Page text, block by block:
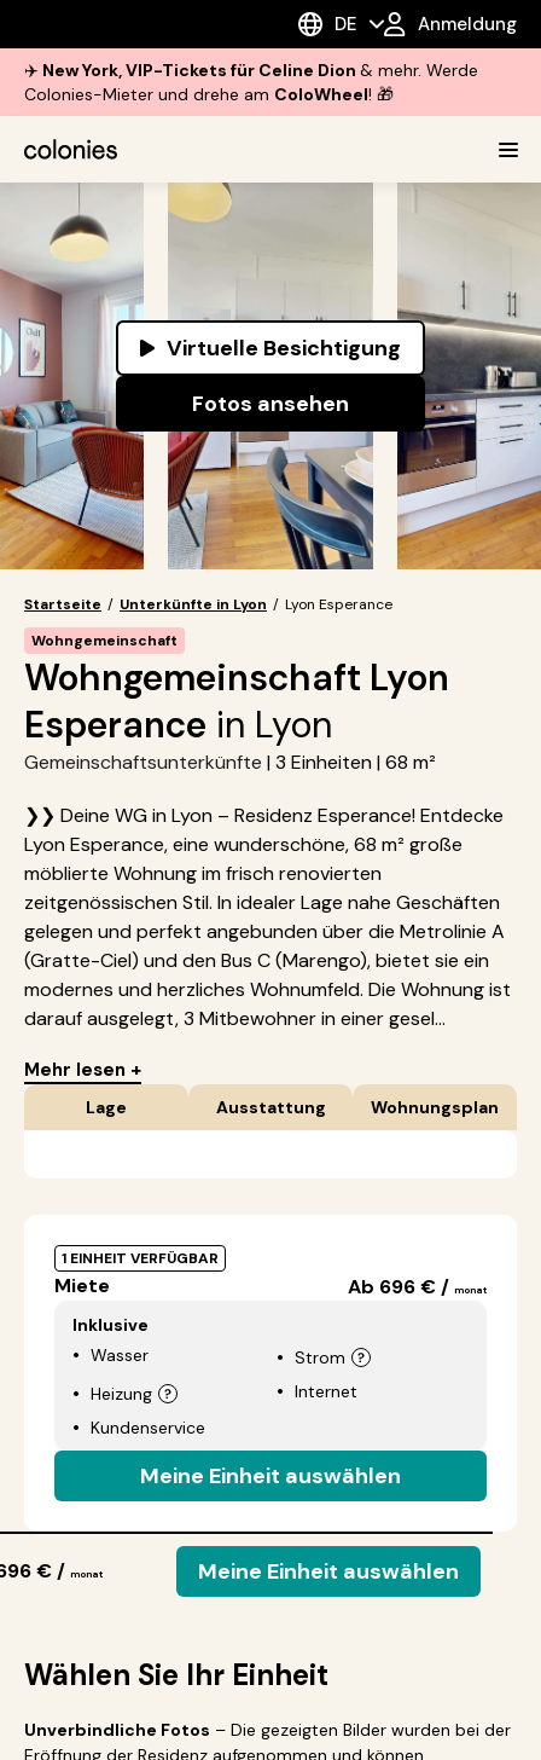
DE Anmeldung
✈️ New York, VIP-Tickets für Celine Dion & mehr. Werde
Colonies-Mieter und drehe am ColoWheel! 🎁
Virtuelle Besichtigung
Fotos ansehen
Startseite / Unterkünfte in Lyon / Lyon Esperance
Wohngemeinschaft
Wohngemeinschaft Lyon
Esperance in Lyon
Gemeinschaftsunterkünfte | 3 Einheiten | 68 m²
❯❯ Deine WG in Lyon – Residenz Esperance! Entdecke
Lyon Esperance, eine wunderschöne, 68 m² große
möblierte Wohnung im frisch renovierten
zeitgenössischen Stil. In idealer Lage nahe Geschäften
gelegen und perfekt angebunden über die Metrolinie A
(Gratte-Ciel) und den Bus C (Marengo), bietet sie ein
modernes und herzliches Wohnumfeld. Die Wohnung ist
darauf ausgelegt, 3 Mitbewohner in einer gesel...
Mehr lesen +
Lage Ausstattung Wohnungsplan
1 EINHEIT VERFÜGBAR
Miete Ab 696 € / monat
Inklusive
Wasser
Strom
Heizung
Internet
Kundenservice
Meine Einheit auswählen
€ / monat Meine Einheit auswählen
Wählen Sie Ihr Einheit
Unverbindliche Fotos – Die gezeigten Bilder wurden bei der
Eröffnung der Residenz aufgenommen und können